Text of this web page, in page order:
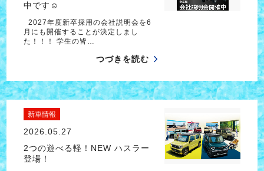
中です☺
2027年度新卒採用の会社説明会を6
月にも開催することが決定しまし
た！！！ 学生の皆…
つづきを読む
新車情報
2026.05.27
2つの遊べる軽！NEW ハスラー
登場！